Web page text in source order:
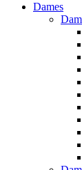
Dames